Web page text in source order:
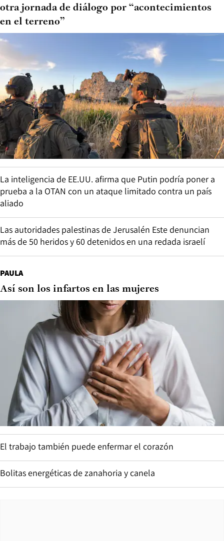
otra jornada de diálogo por “acontecimientos
en el terreno”
La inteligencia de EE.UU. afirma que Putin podría poner a
prueba a la OTAN con un ataque limitado contra un país
aliado
Las autoridades palestinas de Jerusalén Este denuncian
más de 50 heridos y 60 detenidos en una redada israelí
PAULA
Así son los infartos en las mujeres
El trabajo también puede enfermar el corazón
Bolitas energéticas de zanahoria y canela